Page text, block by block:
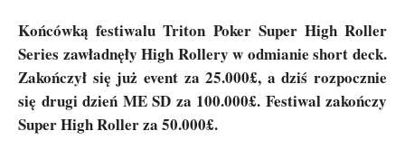
Końcówką festiwalu Triton Poker Super High Roller
Series zawładnęły High Rollery w odmianie short deck.
Zakończył się już event za 25.000£, a dziś rozpocznie
się drugi dzień ME SD za 100.000£. Festiwal zakończy
Super High Roller za 50.000£.